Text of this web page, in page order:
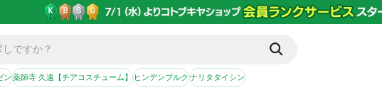
ン薬師寺 久遠【チアコスチューム】ヒンデンブルクナリタタイシン